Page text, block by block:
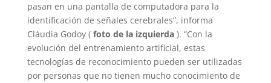
pasan en una pantalla de computadora para la
identificación de señales cerebrales”, informa
Cláudia Godoy ( foto de la izquierda). “Con la
evolución del entrenamiento artificial, estas
tecnologías de reconocimiento pueden ser utilizadas
por personas que no tienen mucho conocimiento de